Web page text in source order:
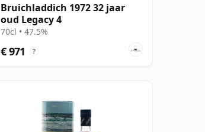
Bruichladdich 1972 32 jaar
oud Legacy 4
70cl • 47.5%
€ 971 ?